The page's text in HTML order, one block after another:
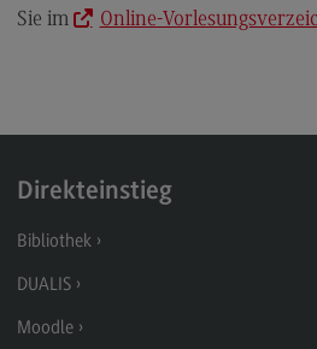
Maschinenbau
Berufsperspektiven
Kontakt
Master of Business
Master of Business
Sie im
Online-
Direkteinstieg
Bibliothek
DUALIS
Moodle